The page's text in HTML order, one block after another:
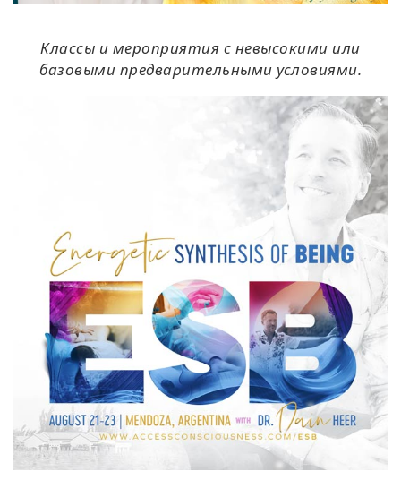
Классы и мероприятия с невысокими или
базовыми предварительными условиями.